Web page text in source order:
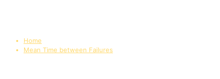
Home
Mean Time between Failures